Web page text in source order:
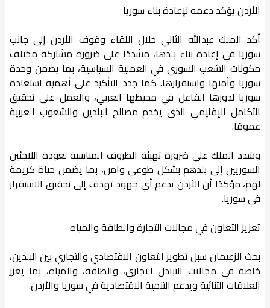
الأردن يؤكد دعمه لإعادة بناء سوريا
أكد الملك عبدالله الثاني خلال اللقاء وقوف الأردن إلى جانب
سوريا في إعادة بناء بلدها، مشددًا على ضرورة مشاركة مختلف
مكونات الشعب السوري في العملية السياسية، بما يضمن وحدة
سوريا وأمنها واستقرارها. كما جدد التأكيد على أهمية استعادة
سوريا لدورها الفاعل في محيطها العربي، والعمل على تحقيق
التكامل الإقليمي الذي يخدم مصالح البلدين والشعوب العربية
عمومًا.
وشدد الملك على ضرورة تهيئة الظروف المناسبة لعودة اللاجئين
السوريين إلى بلدهم بشكل طوعي وآمن، بما يضمن حياة كريمة
لهم، مؤكدًا أن الأردن يدعم أي جهود تهدف إلى تحقيق الاستقرار
في سوريا.
تعزيز التعاون في مجالات التجارة والطاقة والمياه
بحث الزعيمان سبل تطوير التعاون الاقتصادي والتجاري بين البلدين،
خاصة في مجالات التبادل التجاري، والطاقة، والمياه، بما يعزز
العلاقات الثنائية ويدعم التنمية الاقتصادية في سوريا والأردن.